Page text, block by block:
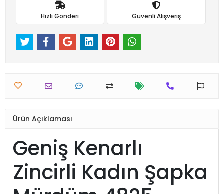
Hızlı Gönderi Güvenli Alışveriş
Ürün Açıklaması
Geniş Kenarlı
Zincirli Kadın Şapka